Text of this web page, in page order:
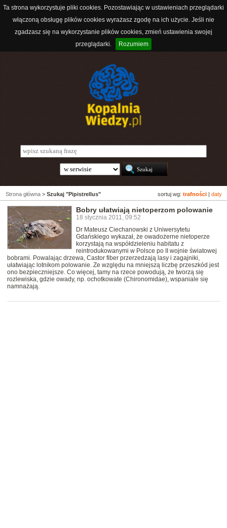
Ta strona wykorzystuje pliki cookies. Pozostawiając w ustawieniach przeglądarki
włączoną obsługę plików cookies wyrażasz zgodę na ich użycie. Jeśli nie
zgadzasz się na wykorzystanie plików cookies, zmień ustawienia swojej
przeglądarki.
Rozumiem
sortuj wg: trafności daty
Strona główna > Szukaj "Pipistrellus"
Bobry ułatwiają nietoperzom polowanie
18 stycznia 2011, 09:52
Dr Mateusz Ciechanowski z Uniwersytetu
Gdańskiego wykazał, że owadożerne nietoperze
korzystają na współdzieleniu habitatu z
reintrodukowanymi w Polsce po II wojnie światowej
bobrami. Powalając drzewa, Castor fiber przerzedzają lasy i zagajniki,
ułatwiając lotnikom polowanie. Ze względu na mniejszą liczbę przeszkód jest
ono bezpieczniejsze. Co więcej, tamy na rzece powodują, że tworzą się
rozlewiska, gdzie owady, np. ochotkowate (Chironomidae), wspaniale się
namnażają.